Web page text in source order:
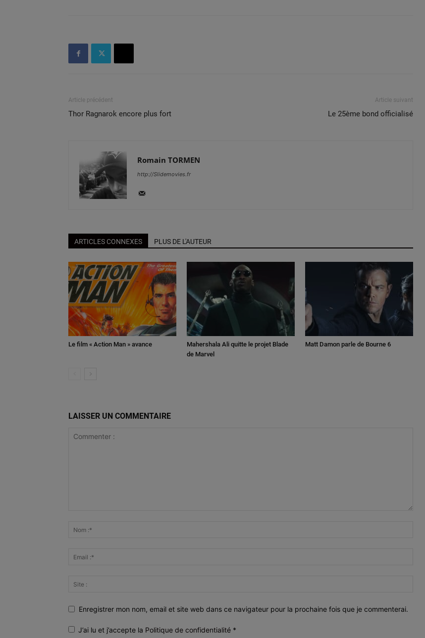
Article précédent
Thor Ragnarok encore plus fort
Article suivant
Le 25ème bond officialisé
Romain TORMEN
http://Slidemovies.fr
ARTICLES CONNEXES PLUS DE L'AUTEUR
Le film « Action Man » avance
Mahershala Ali quitte le projet Blade
de Marvel
Matt Damon parle de Bourne 6
LAISSER UN COMMENTAIRE
Enregistrer mon nom, email et site web dans ce navigateur pour la prochaine fois que je commenterai.
J’ai lu et j’accepte la Politique de confidentialité *